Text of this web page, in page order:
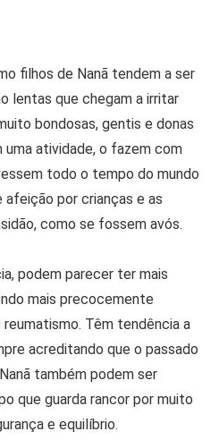
filhos de Nanã tendem a ser
lentas que chegam a irritar
bondosas, gentis e donas
uma atividade, o fazem com
todo o tempo do mundo
afeição por crianças e as
como se fossem avós.
podem parecer ter mais
mais precocemente
Têm tendência a
acreditando que o passado
também podem ser
que guarda rancor por muito
e equilíbrio.